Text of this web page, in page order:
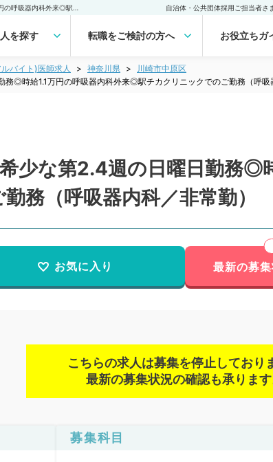
自治体・公共団体採用ご担当者さ
を探す 転職をご検討の方へ お役立ちガ
バイト)医師求人 神奈川県
川崎市中原区
務◎時給1.1万円の呼吸器内科外来◎駅チカクリニックでのご勤務（呼吸
希少な第2.4週の日曜日勤務
務（呼吸器内科／非常勤）
お気に入り 最新の募
こちらの求人は募集を停止しており
最新の募集状況の確認も承ります
募集科目